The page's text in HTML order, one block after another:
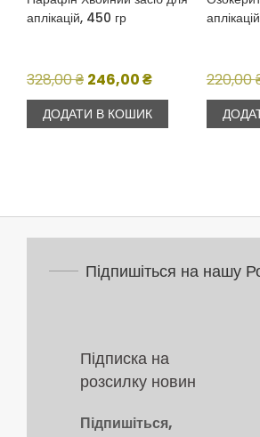
аплікацій, 450 гр
328,00₴ Оригінальна
ціна:
328,00 ₴.
246,00₴Поточна
ціна:
246,00 ₴.
ДОДАТИ В КОШИК
220,00
Підпишіться на нашу
Підписка на
розсилку новин
Підпишіться,